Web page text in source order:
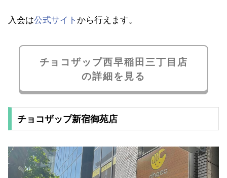
入会は公式サイト から行えます。
チョコザップ西早稲田三丁目店
の詳細を見る
チョコザップ新宿御苑店